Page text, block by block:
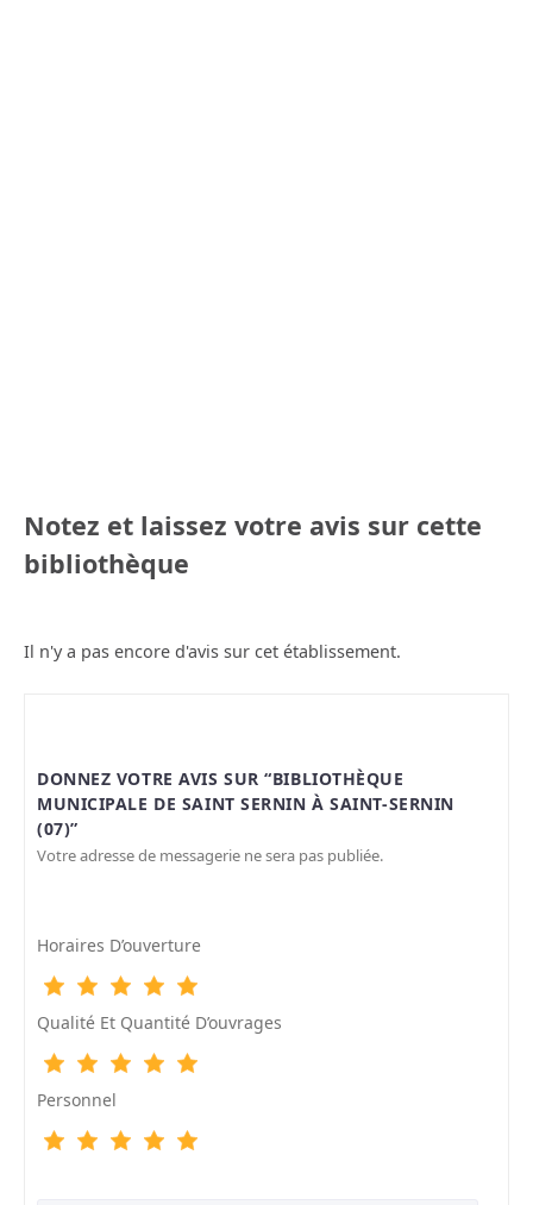
Notez et laissez votre avis sur cette
bibliothèque
Il n'y a pas encore d'avis sur cet établissement.
DONNEZ VOTRE AVIS SUR “BIBLIOTHÈQUE
MUNICIPALE DE SAINT SERNIN À SAINT-SERNIN
(07)”
Votre adresse de messagerie ne sera pas publiée.
Horaires D’ouverture
Qualité Et Quantité D’ouvrages
Personnel